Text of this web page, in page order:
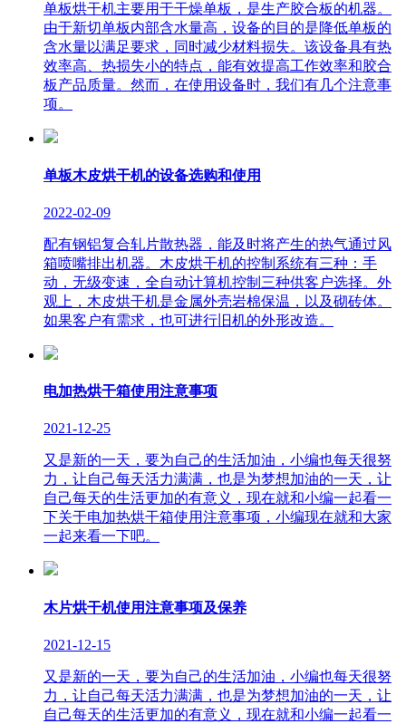
单板烘干机主要用于干燥单板，是生产胶合板的机器。
由于新切单板内部含水量高，设备的目的是降低单板的
含水量以满足要求，同时减少材料损失。该设备具有热
效率高、热损失小的特点，能有效提高工作效率和胶合
板产品质量。然而，在使用设备时，我们有几个注意事
项。
单板木皮烘干机的设备选购和使用
2022-02-09
配有钢铝复合轧片散热器，能及时将产生的热气通过风
箱喷嘴排出机器。木皮烘干机的控制系统有三种：手
动，无级变速，全自动计算机控制三种供客户选择。外
观上，木皮烘干机是金属外壳岩棉保温，以及砌砖体。
如果客户有需求，也可进行旧机的外形改造。
电加热烘干箱使用注意事项
2021-12-25
又是新的一天，要为自己的生活加油，小编也每天很努
力，让自己每天活力满满，也是为梦想加油的一天，让
自己每天的生活更加的有意义，现在就和小编一起看一
下关于电加热烘干箱使用注意事项，小编现在就和大家
一起来看一下吧。
木片烘干机使用注意事项及保养
2021-12-15
又是新的一天，要为自己的生活加油，小编也每天很努
力，让自己每天活力满满，也是为梦想加油的一天，让
自己每天的生活更加的有意义，现在就和小编一起看一